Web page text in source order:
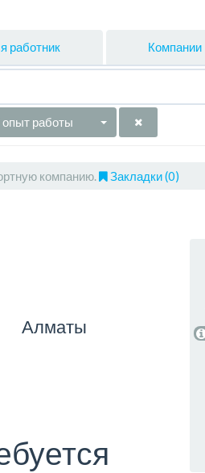
работник Компании
работы
компанию. Закладки (0)
Алматы